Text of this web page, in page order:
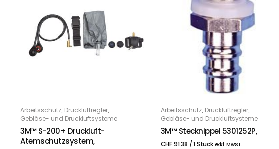
IN DEN WARENKORB
Arbeitsschutz Druckluftregler
Gebläse- und Druckluftsysteme
3M™ S-200+ Druckluft-
Atemschutzsystem,
IN DEN WARENKORB
Arbeitsschutz, Druckluftregler,
Gebläse- und Druckluftsysteme
3M™ Stecknippel 5301252P,
CHF91.38 / 1 Stück exkl. MwSt.